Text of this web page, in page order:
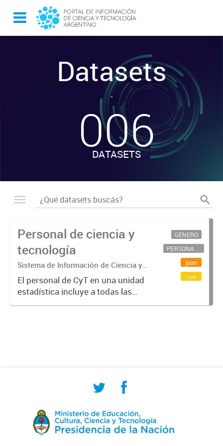
Datasets
-
006
DATASETS
Personal de ciencia y
tecnología
Sistema de Información de Ciencia y
Tecnología Argentino (SICYTAR)
El personal de CyT en una unidad
estadística incluye a todas las
personas involucradas
GÉNERO
PERSONAL CIENTÍFICO-TECNOLÓGICO
json
csv